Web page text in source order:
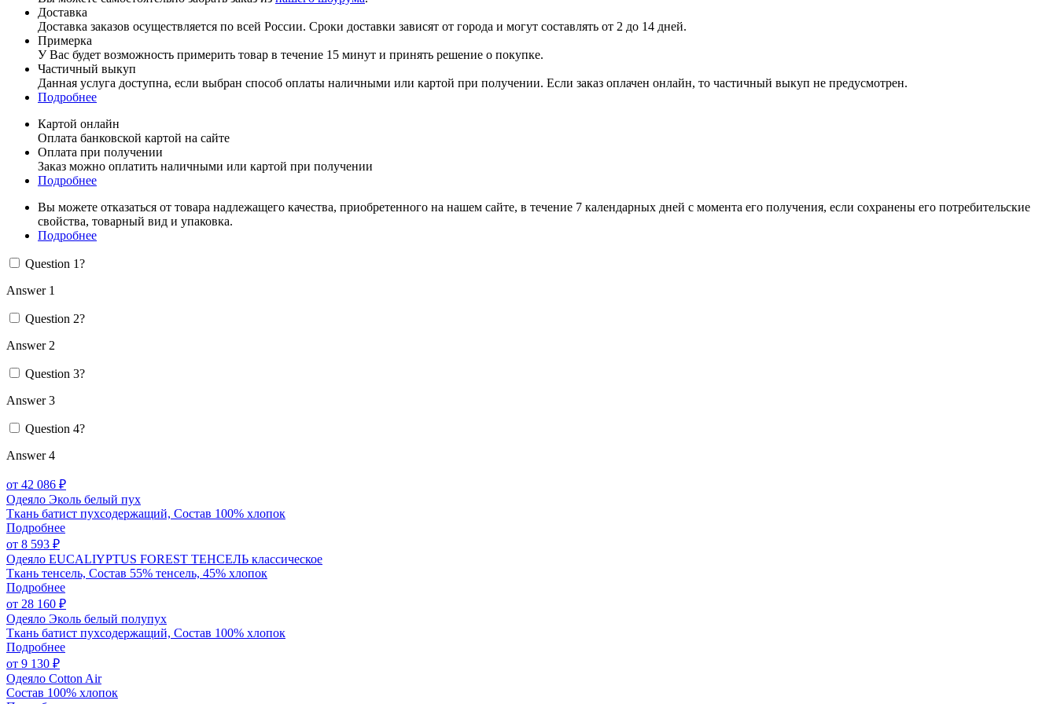
Доставка
Доставка заказов осуществляется по всей России. Сроки доставки зависят от города и могут составлять от 2 до 14 дней.
Примерка
У Вас будет возможность примерить товар в течение 15 минут и принять решение о покупке.
Частичный выкуп
Данная услуга доступна, если выбран способ оплаты наличными или картой при получении. Если заказ оплачен онлайн, то частичный выкуп не предусмотрен.
Подробнее
Картой онлайн
Оплата банковской картой на сайте
Оплата при получении
Заказ можно оплатить наличными или картой при получении
Подробнее
Вы можете отказаться от товара надлежащего качества, приобретенного на нашем сайте, в течение 7 календарных дней с момента его получения, если сохранены его потребительские
свойства, товарный вид и упаковка.
Подробнее
Question 1?
Answer 1
Question 2?
Answer 2
Question 3?
Answer 3
Question 4?
Answer 4
от 42 086 ₽
Одеяло Эколь белый пух
Ткань батист пухсодержащий, Состав 100% хлопок
Подробнее
от 8 593 ₽
Одеяло EUCALIYPTUS FOREST ТЕНСЕЛЬ классическое
Ткань тенсель, Состав 55% тенсель, 45% хлопок
Подробнее
от 28 160 ₽
Одеяло Эколь белый полупух
Ткань батист пухсодержащий, Состав 100% хлопок
Подробнее
от 9 130 ₽
Одеяло Cotton Air
Состав 100% хлопок